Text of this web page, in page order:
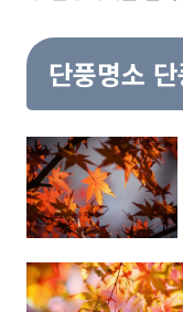
단풍명소